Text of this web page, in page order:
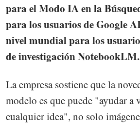
para el Modo IA en la
para los usuarios de Google
nivel mundial para los
de investigación NotebookLM.
La empresa sostiene que la
modelo es que puede "ayudar a
cualquier idea", no solo